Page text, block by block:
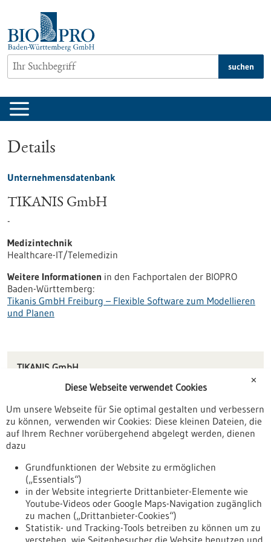
springen
suchen
Details
Unternehmensdatenbank
TIKANIS GmbH
-
Medizintechnik
Healthcare-IT/Telemedizin
Weitere Informationen in den Fachportalen der BIOPRO
Baden-Württemberg:
Tikanis GmbH Freiburg – Flexible Software zum Modellieren
und Planen
TIKANIS GmbH
79114 Freiburg im Breisgau
info(at)tikanis.com
www.tikanis.com
Zurück zur Ergebnisliste
✕
Diese Webseite verwendet Cookies
Um unsere Webseite für Sie optimal gestalten und verbessern
zu können, verwenden wir Cookies: Diese kleinen Dateien, die
auf Ihrem Rechner vorübergehend abgelegt werden, dienen
dazu
Grundfunktionen der Website zu ermöglichen
(„Essentials“)
in der Website integrierte Drittanbieter-Elemente wie
Youtube-Videos oder Google Maps-Navigation zugänglich
zu machen („Drittanbieter-Cookies“)
Statistik- und Tracking-Tools betreiben zu können um zu
verstehen, wie Seitenbesucher die Website benutzen und